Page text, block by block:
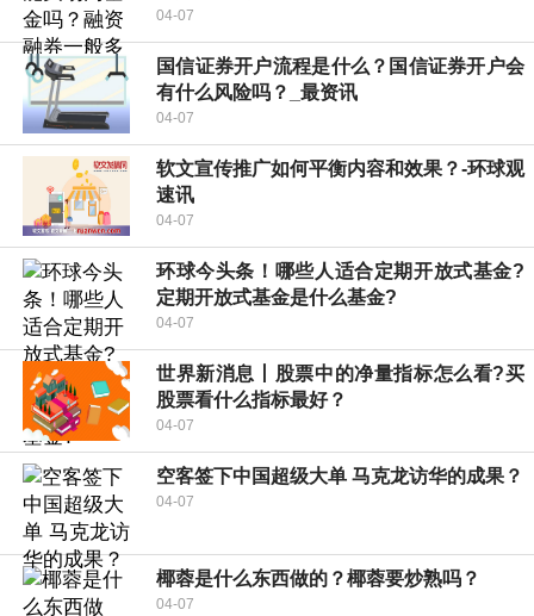
04-07
国信证券开户流程是什么？国信证券开户会
有什么风险吗？_最资讯
04-07
软文宣传推广如何平衡内容和效果？-环球观
速讯
04-07
环球今头条！哪些人适合定期开放式基金?
定期开放式基金是什么基金?
04-07
世界新消息丨股票中的净量指标怎么看?买
股票看什么指标最好？
04-07
空客签下中国超级大单 马克龙访华的成果？
04-07
椰蓉是什么东西做的？椰蓉要炒熟吗？
04-07